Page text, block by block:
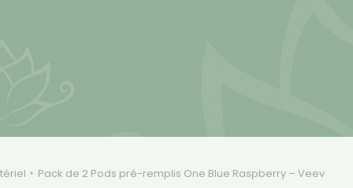
Pack de 2 Pods pré-remplis One Blue Raspberry – Veev